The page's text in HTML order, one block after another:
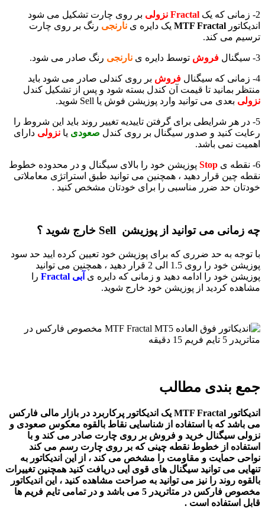
2- زمانی که یک Fractal نزولی
بر روی چارت تشکیل می شود
اندیکاتور MTF Fractal یک دایره ی نارنجی رنگ بر روی چارت
ترسیم می کند.
3- سیگنال فروش توسط دایره ی نارنجی رنگ صادر می شود.
4- زمانی که سیگنال فروش بر روی کندلی صادر می شود باید
منتظر بمانید تا قیمت آن کندل بسته شود و پس از تشکیل کندل
نزولی بعدی می توانید وارد پوزیشن فوش یا Sell شوید.
5- در هر شرایطی برای گرفتن تاییدیه تغییر روند باید این شروط را
رعایت کنید و صدور سیگنال بر روی کندل صعودی یا نزولی دارای
اهمیت نمی باشد.
6- نقطه ی Stop پوزیشن خود را بالای سیگنال و در محدوده خطوط
نقطه چین قرار دهید ، همچنین می توانید طبق استراتژی معاملاتی
خودتان حد ضرر مناسبی را برای خودتان مشخص کنید .
چه زمانی می توانید از پوزیشن Sell خارج شوید ؟
با توجه به حد ضرری که برای پوزیشن خود تعیین کرده ایید حد سود
پوزیشن خود را روی 1.5 الی 2 قرار دهید ، همچنین می توانید
پوزیشن خود را ادامه دهید و زمانی که دایره ی آبی Fractal
را
مشاهده کردید از پوزیشن خود خارج شوید.
جمع بندی مطالب
اندیکاتور MTF Fractal یک اندیکاتور پرکاربرد در بازار مالی فارکس
می باشد که با استفاده از شناسایی نقاط بالقوه معکوس صعودی و
نزولی سیگنال خرید و فروش بر روی چارت صادر می کند و با
استفاده از خطوط نقطه چینی که بر روی چارت رسم می کند
نواحی حمایت و مقاومت را مشخص می کند ، از این اندیکاتور به
تنهایی می توانید سیگنال های قوی ایی دریافت کنید همچنین تغییرات
بالقوه روند را نیز می توانید به صراحت مشاهده کنید ، این اندیکاتور
مخصوص فارکس در متاتریدر 5 می باشد و در تمامی تایم فریم ها
قابل استفاده است .